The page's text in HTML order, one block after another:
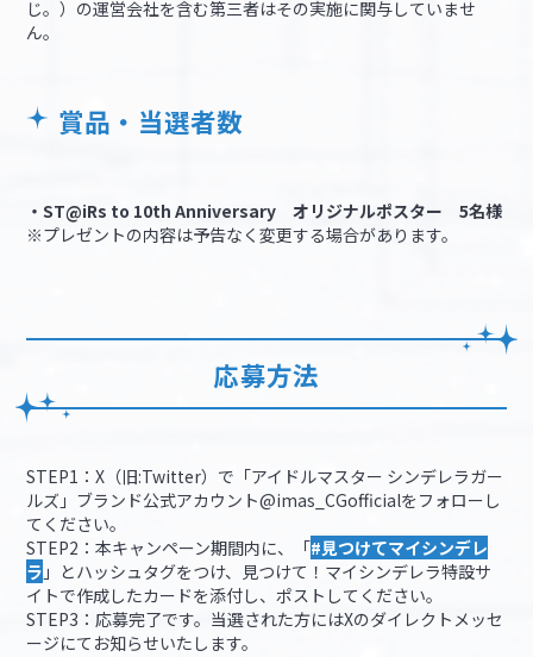
じ。）の運営会社を含む第三者はその実施に関与していませ
ん。
賞品・当選者数
・ST@iRs to 10th Anniversary オリジナルポスター 5名様
※プレゼントの内容は予告なく変更する場合があります。
応募方法
STEP1：X（旧:Twitter）で「アイドルマスター シンデレラガー
ルズ」ブランド公式アカウント@imas_CGofficialをフォローし
てください。
STEP2：本キャンペーン期間内に、「#見つけてマイシンデレ
ラ 」とハッシュタグをつけ、見つけて！マイシンデレラ特設サ
イトで作成したカードを添付し、ポストしてください。
STEP3：応募完了です。当選された方にはXのダイレクトメッセ
ージにてお知らせいたします。